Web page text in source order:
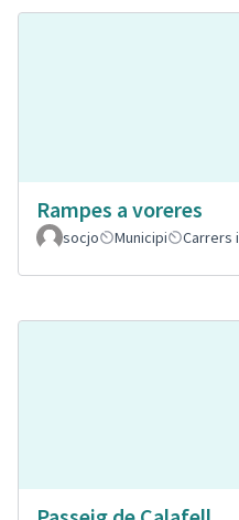
Rampes a voreres
socjo
Municipi Carrers